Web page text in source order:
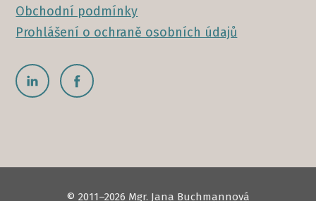
Obchodní podmínky
Prohlášení o ochraně osobních údajů
© 2011–2026 Mgr. Jana Buchmannová